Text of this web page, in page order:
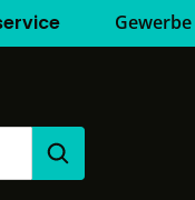
Gewerbe